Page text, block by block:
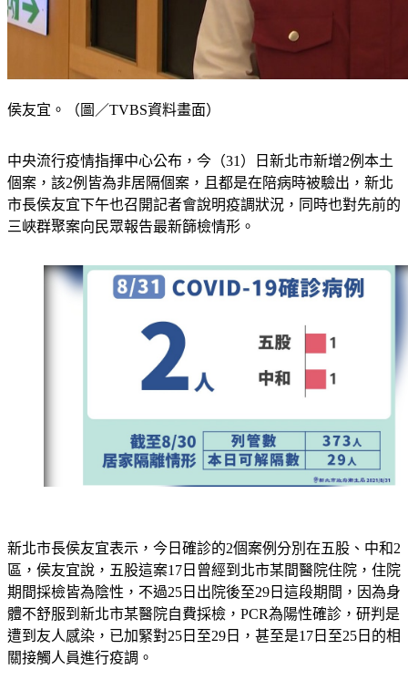
中央流行疫情指揮中心公布，今（31）日新北市新增2例本土
個案，該2例皆為非居隔個案，且都是在陪病時被驗出，新北
市長侯友宜下午也召開記者會說明疫調狀況，同時也對先前的
新北市長侯友宜表示，今日確診的2個案例分別在五股、中和2
區，侯友宜說，五股這案17日曾經到北市某間醫院住院，住院
期間採檢皆為陰性，不過25日出院後至29日這段期間，因為身
體不舒服到新北市某醫院自費採檢，PCR為陽性確診，研判是
遭到友人感染，已加緊對25日至29日，甚至是17日至25日的相